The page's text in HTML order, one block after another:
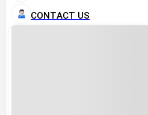
CONTACT US